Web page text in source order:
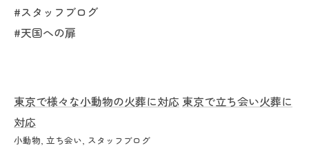
#スタッフブログ
#天国への扉
東京で様々な小動物の火葬に対応東京で立ち会い火葬に
対応
小動物 立ち会い スタッフブログ